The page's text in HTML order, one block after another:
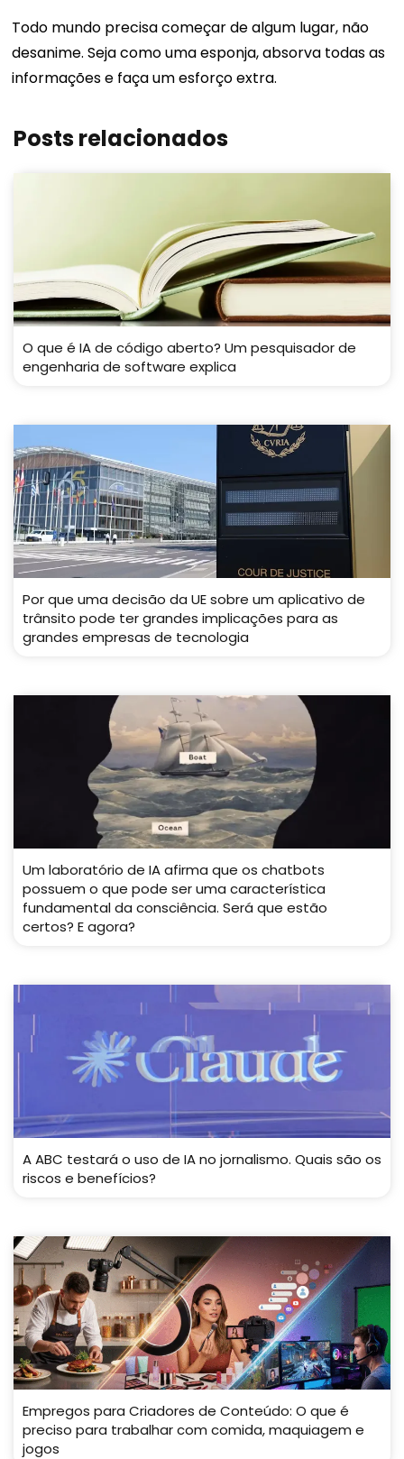
Todo mundo precisa começar de algum lugar, não
desanime. Seja como uma esponja, absorva todas as
informações e faça um esforço extra.
Posts relacionados
O que é IA de código aberto? Um pesquisador de
engenharia de software explica
Por que uma decisão da UE sobre um aplicativo de
trânsito pode ter grandes implicações para as
grandes empresas de tecnologia
Um laboratório de IA afirma que os chatbots
possuem o que pode ser uma característica
fundamental da consciência. Será que estão
certos? E agora?
A ABC testará o uso de IA no jornalismo. Quais são os
riscos e benefícios?
Empregos para Criadores de Conteúdo: O que é
preciso para trabalhar com comida, maquiagem e
jogos